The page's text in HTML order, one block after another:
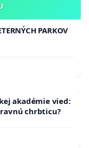
PARKOV
akadémie vied:
chrbticu?